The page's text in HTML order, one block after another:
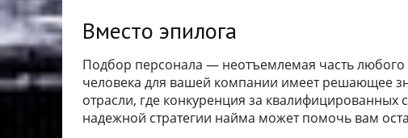
Вместо эпилога
Подбор персонала — неотъемлемая часть любого
человека для вашей компании имеет решающее
отрасли, где конкуренция за квалифицированных
надежной стратегии найма может помочь вам